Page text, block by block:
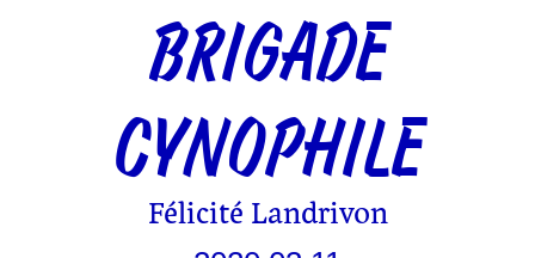
BRIGADE
CYNOPHILE
Félicité Landrivon